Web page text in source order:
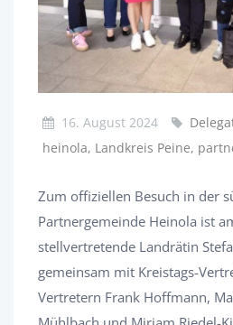
16. August 2024
heinola, Landkreis Peine,
Zum offiziellen Besuch in der
Partnergemeinde Heinola ist
stellvertretende Landrätin
gemeinsam mit Kreistags-
Vertretern Frank Hoffmann,